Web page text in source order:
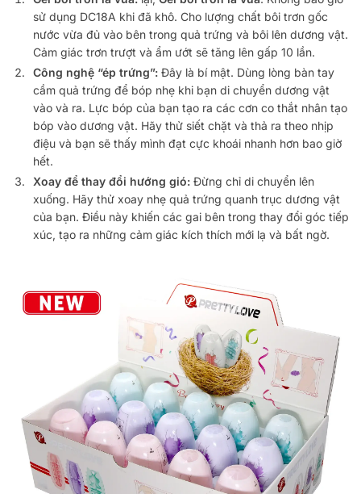
sử dụng DC18A khi đã khô. Cho lượng chất bôi trơn gốc
nước vừa đủ vào bên trong quả trứng và bôi lên dương vật.
Cảm giác trơn trượt và ẩm ướt sẽ tăng lên gấp 10 lần.
Công nghệ “ép trứng”: Đây là bí mật. Dùng lòng bàn tay
cầm quả trứng để bóp nhẹ khi bạn di chuyển dương vật
vào và ra. Lực bóp của bạn tạo ra các cơn co thắt nhân tạo
bóp vào dương vật. Hãy thử siết chặt và thả ra theo nhịp
điệu và bạn sẽ thấy mình đạt cực khoái nhanh hơn bao giờ
hết.
Xoay để thay đổi hướng gió: Đừng chỉ di chuyển lên
xuống. Hãy thử xoay nhẹ quả trứng quanh trục dương vật
của bạn. Điều này khiến các gai bên trong thay đổi góc tiếp
xúc, tạo ra những cảm giác kích thích mới lạ và bất ngờ.